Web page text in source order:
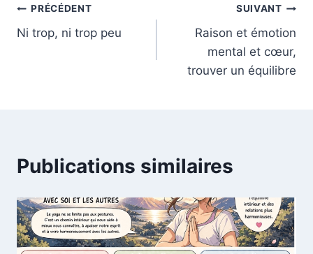
Navigation
de
PRÉCÉDENT
Ni trop, ni trop peu
SUIVANT
Raison et émotion
mental et cœur,
trouver un équilibre
Publications similaires